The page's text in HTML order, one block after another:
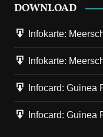
DOWNLOAD
Infokarte:
Infokarte:
Infocard: Guinea
Infocard: Guinea
Next 11. Juli 2026
Hitzeschutz für
Bus, Bahn & Auto